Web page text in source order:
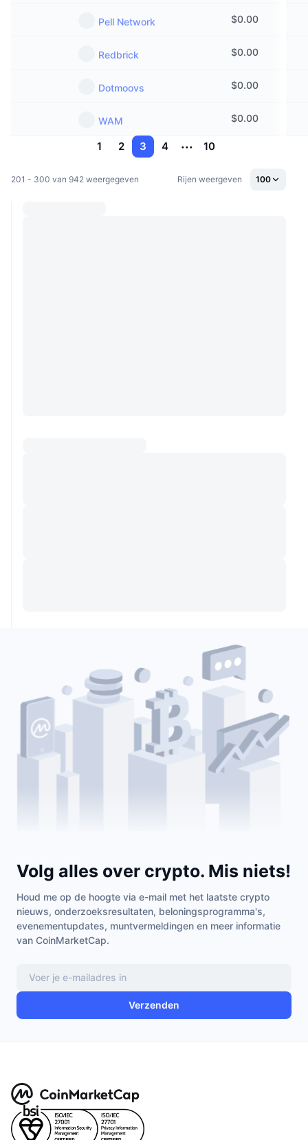
Pell Network $0.00
Redbrick $0.00
Dotmoovs $0.00
WAM $0.00
1 2 3 4 10
201 - 300 van 942 weergegeven Rijen weergeven 100
Volg alles over crypto. Mis niets!
Houd me op de hoogte via e-mail met het laatste crypto
nieuws, onderzoeksresultaten, beloningsprogramma's,
evenementupdates, muntvermeldingen en meer informatie
van CoinMarketCap.
Verzenden